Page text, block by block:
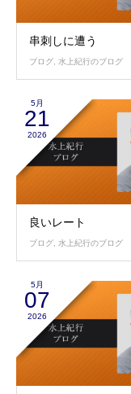
串刺しに遭う
ブログ 水上紀行のブログ
5月
21
2026
良いレート
ブログ 水上紀行のブログ
5月
07
2026